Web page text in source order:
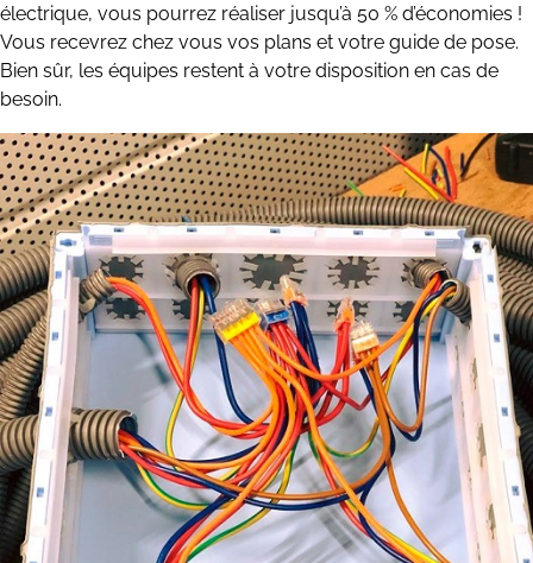
électrique, vous pourrez réaliser jusqu’à 50 % d’économies !
Vous recevrez chez vous vos plans et votre guide de pose.
Bien sûr, les équipes restent à votre disposition en cas de
besoin.